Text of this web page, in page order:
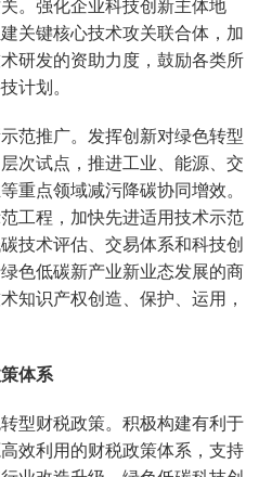
。强化企业科技创新主体地
关键核心技术攻关联合体，加
研发的资助力度，鼓励各类所
计划。
示范推广。发挥创新对绿色转型
次试点，推进工业、能源、交
重点领域减污降碳协同增效。
工程，加快先进适用技术示范
技术评估、交易体系和科技创
色低碳新产业新业态发展的商
知识产权创造、保护、运用，
体系
转型财税政策。积极构建有利于
效利用的财税政策体系，支持